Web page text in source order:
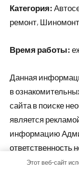
Категория:
ремонт,
Время работы:
Данная
в
сайта в поиске
является
информацию
ответственность
Этот веб-сайт